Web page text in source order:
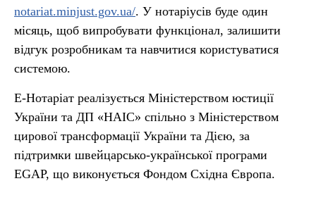
notariat.minjust.gov.ua/. У нотаріусів буде один
місяць, щоб випробувати функціонал, залишити
відгук розробникам та навчитися користуватися
системою.
Е-Нотаріат реалізується Міністерством юстиції
України та ДП «НАІС» спільно з Міністерством
цирової трансформації України та Дією, за
підтримки швейцарсько-української програми
EGAP, що виконується Фондом Східна Європа.